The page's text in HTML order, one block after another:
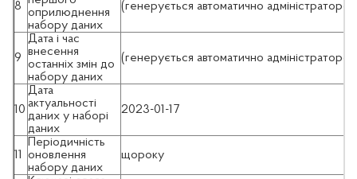
8 оприлюднення
набору даних
(генерується автоматично
9
Дата i час
внесення
останніх змін до
набору даних
(генерується автоматично
10
Дата
актуальності
даних у наборі
даних
2023-01-17
11
Періодичність
оновлення
набору даних
щороку